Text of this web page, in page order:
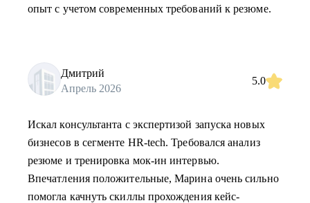
опыт с учетом современных требований к резюме.
Дмитрий
Апрель 2026
5.0
Искал консультанта с экспертизой запуска новых
бизнесов в сегменте HR-tech. Требовался анализ
резюме и тренировка мок-ин интервью.
Впечатления положительные, Марина очень сильно
помогла качнуть скиллы прохождения кейс-